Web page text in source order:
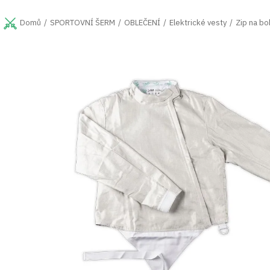
na
obsahDomů SPORTOVNÍ ŠERM OBLEČENÍ Elektrické vesty Zip na